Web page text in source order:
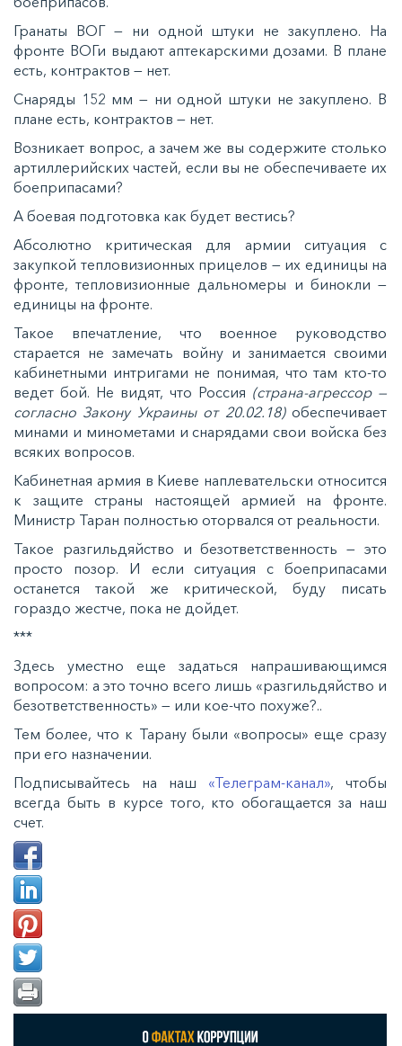
Гранаты ВОГ — ни одной штуки не закуплено. На
фронте ВОГи выдают аптекарскими дозами. В плане
есть, контрактов — нет.
Снаряды 152 мм — ни одной штуки не закуплено. В
плане есть, контрактов — нет.
Возникает вопрос, а зачем же вы содержите столько
артиллерийских частей, если вы не обеспечиваете их
боеприпасами?
А боевая подготовка как будет вестись?
Абсолютно критическая для армии ситуация с
закупкой тепловизионных прицелов — их единицы на
фронте, тепловизионные дальномеры и бинокли —
единицы на фронте.
Такое впечатление, что военное руководство
старается не замечать войну и занимается своими
кабинетными интригами не понимая, что там кто-то
ведет бой. Не видят, что Россия (страна-агрессор —
согласно Закону Украины от 20.02.18) обеспечивает
минами и минометами и снарядами свои войска без
всяких вопросов.
Кабинетная армия в Киеве наплевательски относится
к защите страны настоящей армией на фронте.
Министр Таран полностью оторвался от реальности.
Такое разгильдяйство и безответственность — это
просто позор. И если ситуация с боеприпасами
останется такой же критической, буду писать
гораздо жестче, пока не дойдет.
***
Здесь уместно еще задаться напрашивающимся
вопросом: а это точно всего лишь «разгильдяйство и
безответственность» — или кое-что похуже?..
Тем более, что к Тарану были «вопросы» еще сразу
при его назначении.
Подписывайтесь на наш «Телеграм-канал», чтобы
всегда быть в курсе того, кто обогащается за наш
счет.